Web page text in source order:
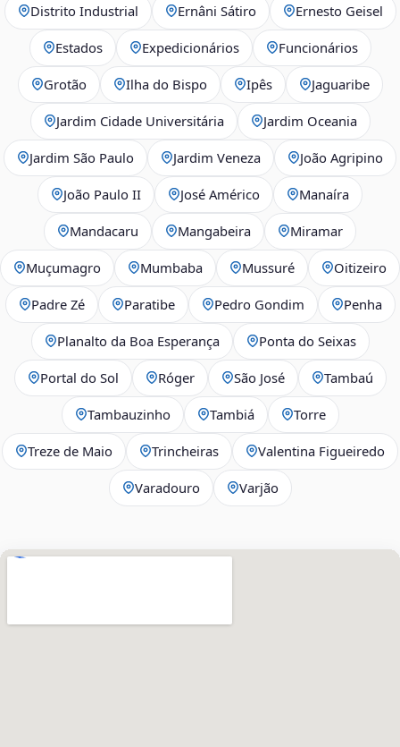
Distrito Industrial Ernâni Sátiro Ernesto Geisel
Estados Expedicionários Funcionários
Grotão Ilha do Bispo Ipês Jaguaribe
Jardim Cidade Universitária Jardim Oceania
Jardim São Paulo Jardim Veneza João Agripino
João Paulo II José Américo Manaíra
Mandacaru Mangabeira Miramar
Muçumagro Mumbaba Mussuré Oitizeiro
Padre Zé Paratibe Pedro Gondim Penha
Planalto da Boa Esperança Ponta do Seixas
Portal do Sol Róger São José Tambaú
Tambauzinho Tambiá Torre
Treze de Maio Trincheiras Valentina Figueiredo
Varadouro Varjão